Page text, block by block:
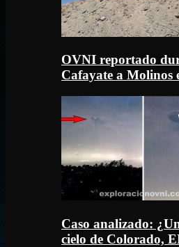
OVNI reportado
Cafayate a Molinos
Caso analizado:
cielo de Colorado,